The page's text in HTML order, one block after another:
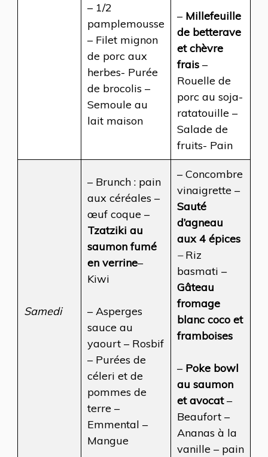
– 1/2
pamplemousse
– Filet mignon
de porc aux
herbes- Purée
de brocolis –
Semoule au
lait maison
– Millefeuille
de betterave
et chèvre
frais –
Rouelle de
porc au soja-
ratatouille –
Salade de
fruits- Pain
Samedi
– Brunch : pain
aux céréales –
œuf coque –
Tzatziki au
saumon fumé
en verrine–
Kiwi
– Asperges
sauce au
yaourt – Rosbif
– Purées de
céleri et de
pommes de
terre –
Emmental –
Mangue
– Concombre
vinaigrette –
Sauté
d’agneau
aux 4 épices
–Riz
basmati –
Gâteau
fromage
blanc coco et
framboises
– Poke bowl
au saumon
et avocat–
Beaufort –
Ananas à la
vanille – pain